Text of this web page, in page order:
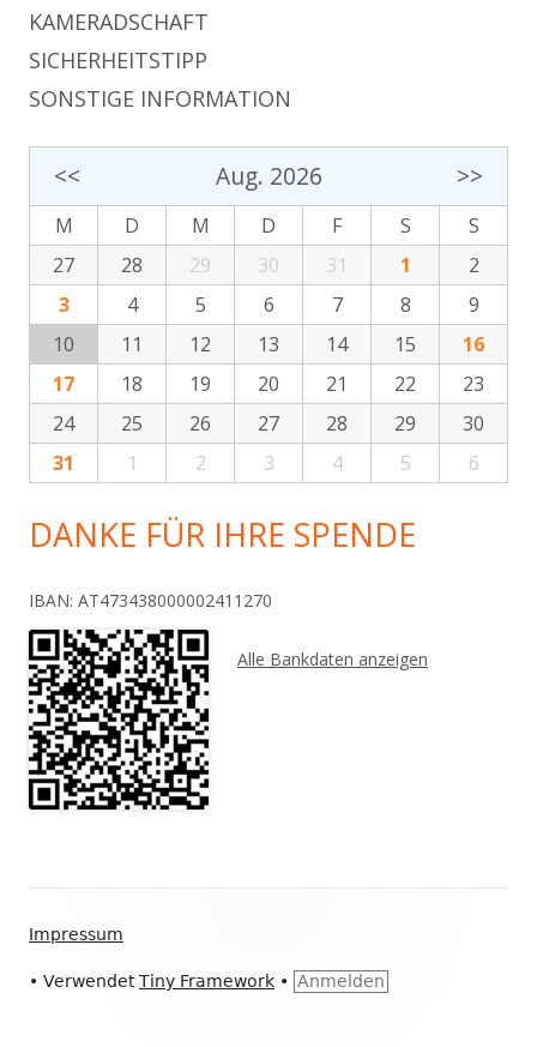
KAMERADSCHAFT
SICHERHEITSTIPP
SONSTIGE INFORMATION
<< Aug. 2026 >>
M D M D F S
S
27
28 29 30 31 1
2
3
4 5 6 7 8
9
10
11 12 13 14 15
16
17
18 19 20 21 22
23
24
25 26 27 28 29
30
31
1 2 3 4 5 6
DANKE FÜR IHRE SPENDE
IBAN: AT473438000002411270
Alle Bankdaten anzeigen
Inhalt
Impressum
• VerwendetTiny Framework • Anmelden